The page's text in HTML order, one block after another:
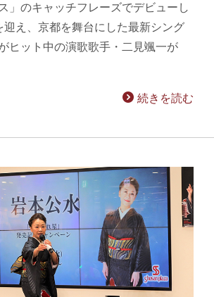
」のキャッチフレーズでデビューし
迎え、京都を舞台にした最新シング
ヒット中の演歌歌手・二見颯一が
続きを読む